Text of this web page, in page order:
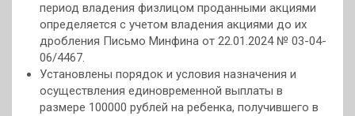
период владения физлицом проданными акциями
определяется с учетом владения акциями до их
дробления Письмо Минфина от 22.01.2024 № 03-04-
06/4467.
Установлены порядок и условия назначения и
осуществления единовременной выплаты в
размере 100000 рублей на ребенка, получившего в